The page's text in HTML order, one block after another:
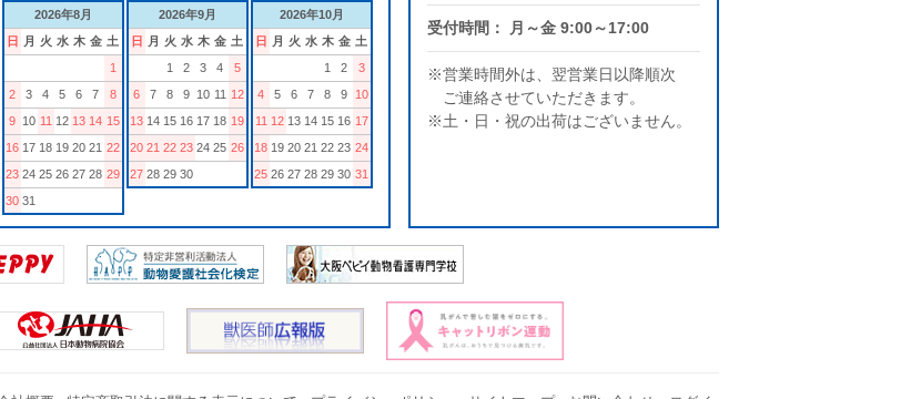
2026年8月
日 月 火 水 木 金 土
1
2
3 4 5 6 7
8
9 10 11 12 13 14 15
16 17 18 19 20 21 22
23 24 25 26 27 28 29
30 31
2026年9月
日 月 火 水 木 金 土
1
2 3 4
5
6
7 8 9 10 11 12
13 14 15 16 17 18 19
20 21 22 23 24 25 26
27 28 29 30
2026年10月
日 月 火 水 木 金 土
1
2
3
4
5 6 7 8 9
10
11 12 13 14 15 16 17
18 19 20 21 22 23 24
25 26 27 28 29 30 31
受付時間： 月～金 9:00～17:00
※営業時間外は、翌営業日以降順次
ご連絡させていただきます。
※土・日・祝の出荷はございません。